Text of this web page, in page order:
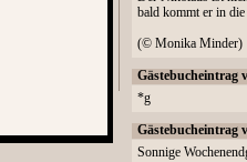
bald kommt er in
(© Monika Minder)
Gästebucheintrag
*g
Gästebucheintrag
Sonnige